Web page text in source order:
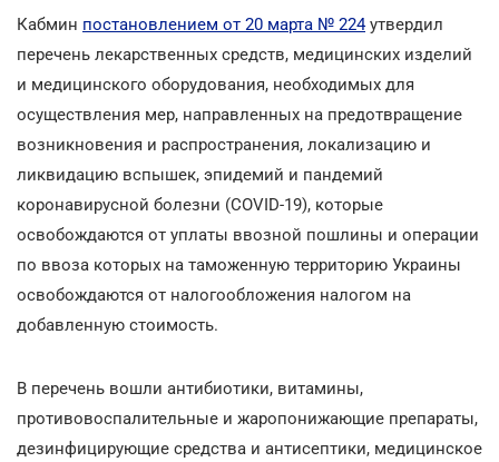
Кабмин постановлением от 20 марта № 224утвердил
перечень лекарственных средств, медицинских изделий
и медицинского оборудования, необходимых для
осуществления мер, направленных на предотвращение
возникновения и распространения, локализацию и
ликвидацию вспышек, эпидемий и пандемий
коронавирусной болезни (COVID-19), которые
освобождаются от уплаты ввозной пошлины и операции
по ввоза которых на таможенную территорию Украины
освобождаются от налогообложения налогом на
добавленную стоимость.
В перечень вошли антибиотики, витамины,
противовоспалительные и жаропонижающие препараты,
дезинфицирующие средства и антисептики, медицинское